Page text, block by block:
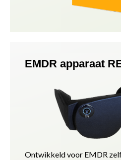
EMDR apparaat
Ontwikkeld voor EMDR